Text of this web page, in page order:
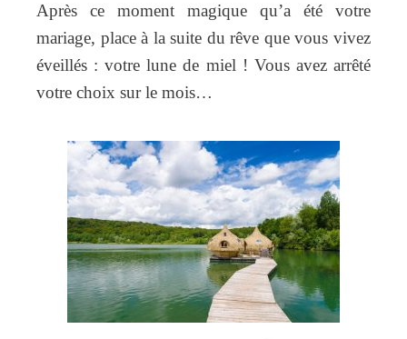
Après ce moment magique qu’a été votre
mariage, place à la suite du rêve que vous vivez
éveillés : votre lune de miel ! Vous avez arrêté
votre choix sur le mois…